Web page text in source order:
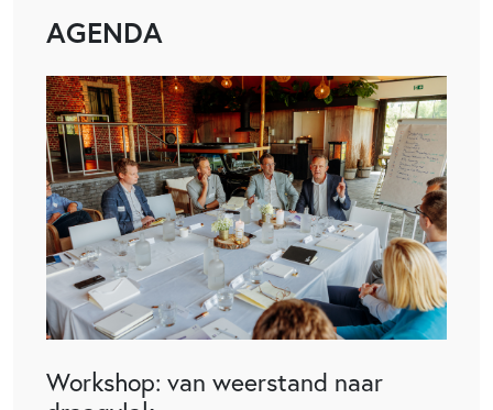
AGENDA
Workshop: van weerstand naar